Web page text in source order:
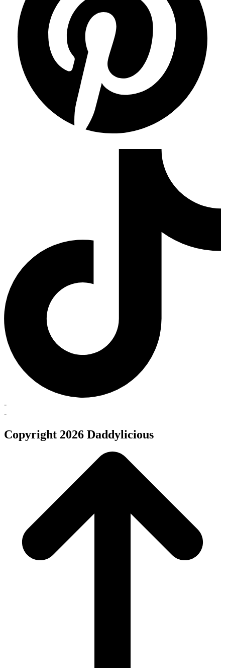
-
-
Copyright 2026 Daddylicious